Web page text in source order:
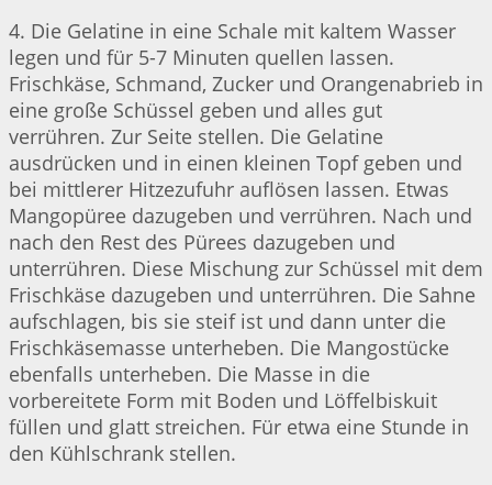
4. Die Gelatine in eine Schale mit kaltem Wasser
legen und für 5-7 Minuten quellen lassen.
Frischkäse, Schmand, Zucker und Orangenabrieb in
eine große Schüssel geben und alles gut
verrühren. Zur Seite stellen. Die Gelatine
ausdrücken und in einen kleinen Topf geben und
bei mittlerer Hitzezufuhr auflösen lassen. Etwas
Mangopüree dazugeben und verrühren. Nach und
nach den Rest des Pürees dazugeben und
unterrühren. Diese Mischung zur Schüssel mit dem
Frischkäse dazugeben und unterrühren. Die Sahne
aufschlagen, bis sie steif ist und dann unter die
Frischkäsemasse unterheben. Die Mangostücke
ebenfalls unterheben. Die Masse in die
vorbereitete Form mit Boden und Löffelbiskuit
füllen und glatt streichen. Für etwa eine Stunde in
den Kühlschrank stellen.